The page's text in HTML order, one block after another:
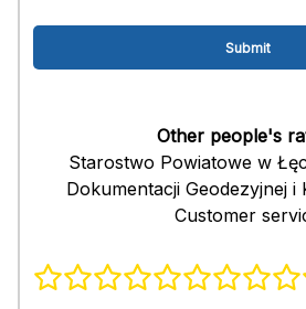
Other people's
Starostwo Powiatowe w
Dokumentacji Geodezyjnej i
Customer